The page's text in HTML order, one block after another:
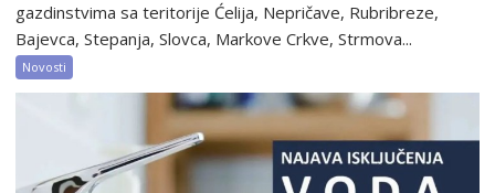
gazdinstvima sa teritorije Ćelija, Nepričave, Rubribreze,
Bajevca, Stepanja, Slovca, Markove Crkve, Strmova...
Novosti